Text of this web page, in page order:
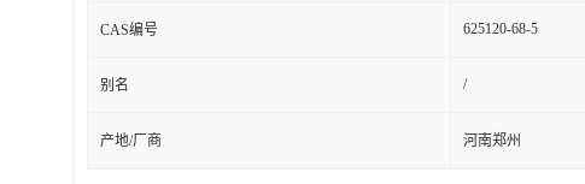
CAS编号 625120-68-5
别名 /
产地/厂商 河南郑州